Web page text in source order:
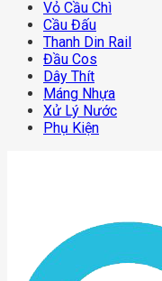
Vỏ Cầu Chì
Cầu Đấu
Thanh Din Rail
Đầu Cos
Dây Thít
Máng Nhựa
Xử Lý Nước
Phụ Kiện